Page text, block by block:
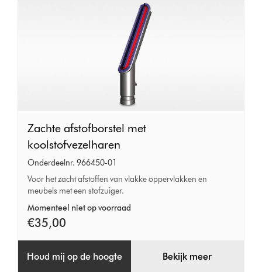
Zachte
afstofborstel
met
koolstofvezelharen
Zachte afstofborstel met
koolstofvezelharen
Onderdeelnr. 966450-01
Voor het zacht afstoffen van vlakke oppervlakken en
meubels met een stofzuiger.
Momenteel niet op voorraad
€35,00
Houd mij op de hoogte Bekijk meer